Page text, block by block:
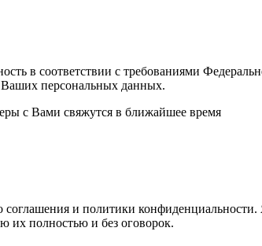
в соответствии с требованиями
Ваших персональных данных.
с Вами свяжутся в ближайшее время
соглашения и политики
полностью и без оговорок.